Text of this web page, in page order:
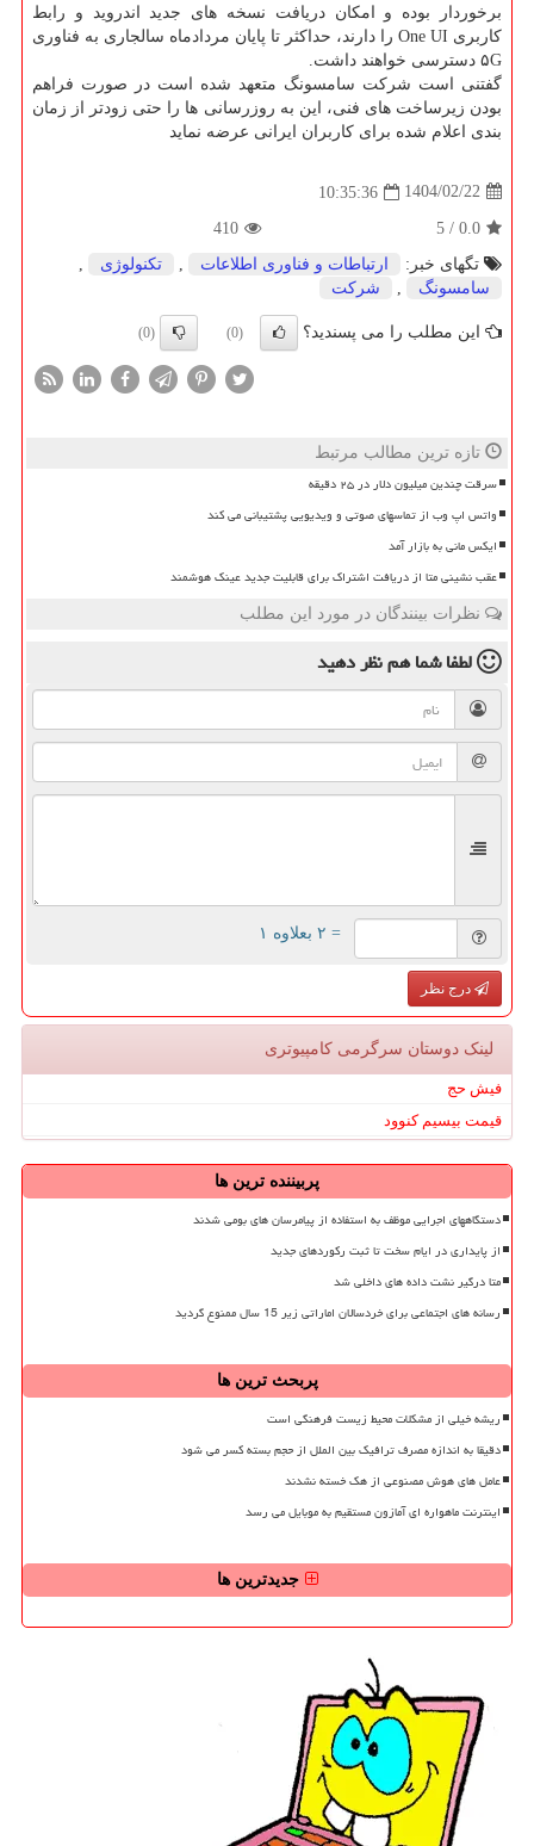
برخوردار بوده و امکان دریافت نسخه های جدید اندروید و رابط
کاربری One UI را دارند، حداکثر تا پایان مردادماه سالجاری به فناوری
۵G دسترسی خواهند داشت.
گفتنی است شرکت سامسونگ متعهد شده است در صورت فراهم
بودن زیرساخت های فنی، این به روزرسانی ها را حتی زودتر از زمان
بندی اعلام شده برای کاربران ایرانی عرضه نماید
1404/02/22
10:35:36
0.0
/
5
410
تگهای خبر:
ارتباطات و فناوری اطلاعات , تكنولوژی
,
سامسونگ
, شركت
این مطلب را می پسندید؟ (0)
(0)
تازه ترین مطالب مرتبط
سرقت چندین میلیون دلار در ۲۵ دقیقه
واتس اپ وب از تماسهای صوتی و ویدیویی پشتیبانی می کند
ایکس مانی به بازار آمد
عقب نشینی متا از دریافت اشتراک برای قابلیت جدید عینک هوشمند
نظرات بینندگان در مورد این مطلب
لطفا شما همنظر دهید
= ۲ بعلاوه ۱
درج نظر
لینک دوستان سرگرمی كامپیوتری
فیش حج
قیمت بیسیم کنوود
پربیننده ترین ها
دستگاههای اجرایی موظف به استفاده از پیامرسان های بومی شدند
از پایداری در ایام سخت تا ثبت رکوردهای جدید
متا درگیر نشت داده های داخلی شد
رسانه های اجتماعی برای خردسالان اماراتی زیر 15 سال ممنوع گردید
پربحث ترین ها
ریشه خیلی از مشکلات محیط زیست فرهنگی است
دقیقا به اندازه مصرف ترافیک بین الملل از حجم بسته کسر می شود
عامل های هوش مصنوعی از هک خسته نشدند
اینترنت ماهواره ای آمازون مستقیم به موبایل می رسد
جدیدترین ها